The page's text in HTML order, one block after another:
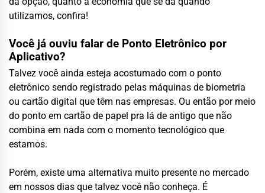
utilizamos, confira!
Você já ouviu falar de Ponto Eletrônico por
Aplicativo?
Talvez você ainda esteja acostumado com o ponto
eletrônico sendo registrado pelas máquinas de biometria
ou cartão digital que têm nas empresas. Ou então por meio
do ponto em cartão de papel pra lá de antigo que não
combina em nada com o momento tecnológico que
estamos.
Porém, existe uma alternativa muito presente no mercado
em nossos dias que talvez você não conheça. É